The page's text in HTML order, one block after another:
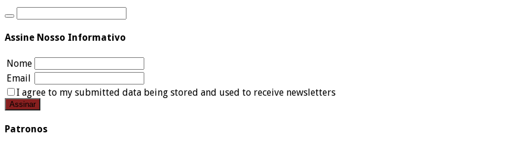
Assine Nosso Informativo
Nome
Email
I agree to my submitted data being stored and used to receive newsletters
Patronos